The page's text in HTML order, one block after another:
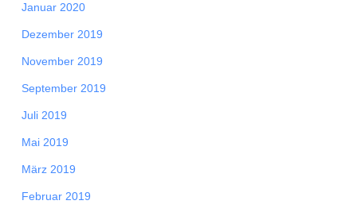
Januar 2020
Dezember 2019
November 2019
September 2019
Juli 2019
Mai 2019
März 2019
Februar 2019